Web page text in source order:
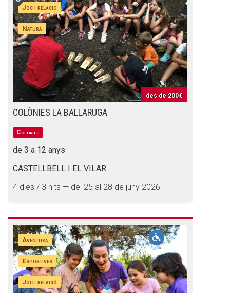
Joc i relació
Natura
des de 200€
COLÒNIES LA BALLARUGA
Colònies
de 3 a 12 anys
CASTELLBELL I EL VILAR
4 dies / 3 nits — del 25 al 28 de juny 2026
Aventura
Esportives
Joc i relació